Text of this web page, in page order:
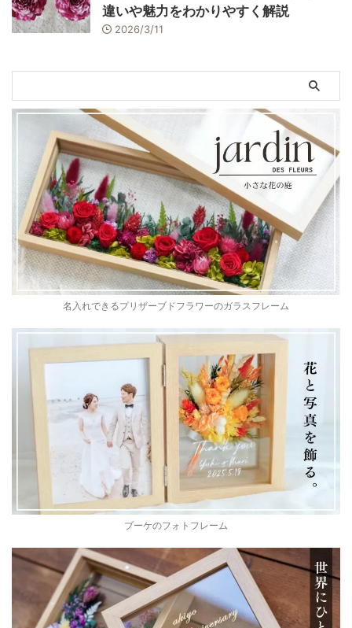
違いや魅力をわかりやすく解説
2026/3/11
名入れできるプリザーブドフラワーのガラスフレーム
ブーケのフォトフレーム